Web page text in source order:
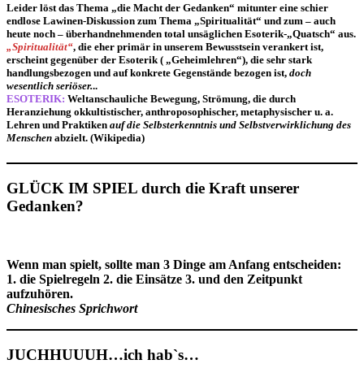
Leider löst das Thema „die Macht der Gedanken“ mitunter eine schier
endlose Lawinen-Diskussion zum Thema „Spiritualität“ und zum – auch
heute noch – überhandnehmenden total unsäglichen Esoterik-„Quatsch“ aus.
„Spiritualität“, die eher primär in unserem Bewusstsein verankert ist,
erscheint gegenüber der Esoterik ( „Geheimlehren“), die sehr stark
handlungsbezogen und auf konkrete Gegenstände bezogen ist, doch
wesentlich seriöser...
ESOTERIK: Weltanschauliche Bewegung, Strömung, die durch
Heranziehung okkultistischer, anthroposophischer, metaphysischer u. a.
Lehren und Praktiken auf die Selbsterkenntnis und Selbstverwirklichung des
Menschen abzielt. (Wikipedia)
GLÜCK IM SPIEL durch die Kraft unserer
Gedanken?
Wenn man spielt, sollte man 3 Dinge am Anfang entscheiden:
1. die Spielregeln 2. die Einsätze 3. und den Zeitpunkt
aufzuhören.
Chinesisches Sprichwort
JUCHHUUUH…ich hab`s…